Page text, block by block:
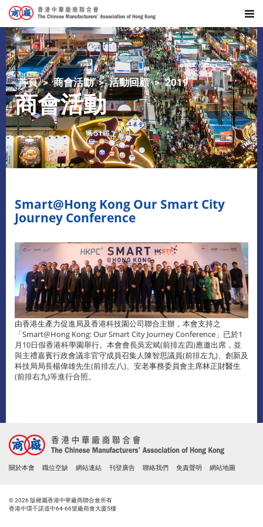
首頁 商會活動 活動回顧 2019
商會活動
Smart@Hong Kong Our Smart City
Journey Conference
由香港生產力促進局及香港科技園公司聯合主辦，本會支持之
「Smart@Hong Kong: Our Smart City Journey Conference」已於1
月10日假香港科學園舉行。本會會長吳宏斌(前排左四)應邀出席，並
與主禮嘉賓行政會議非官守成員召集人陳智思議員(前排左九)、創新及
科技局局長楊偉雄先生(前排左八)、安老事務委員會主席林正財醫生
(前排右九)等進行合照。
關於本會 職位空缺 網站連結 刊登廣告 聯絡我們 免責聲明 網站地圖
© 2026 版權屬香港中華廠商聯合會所有
香港中環干諾道中64-66號廠商會大廈5樓